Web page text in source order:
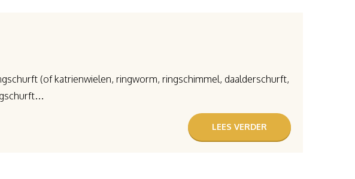
(of katrienwielen, ringworm, ringschimmel, daalderschurft,
LEES VERDER